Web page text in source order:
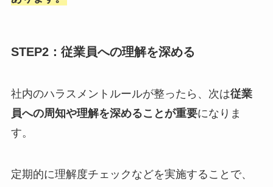
STEP2：従業員への理解を深める
社内のハラスメントルールが整ったら、次は従業
員への周知や理解を深めることが重要になりま
す。
定期的に理解度チェックなどを実施することで、